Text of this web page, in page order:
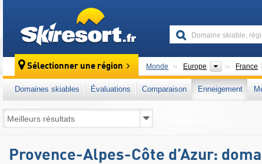
Sélectionner une région Monde Europe Continents
France
Domaines skiables Évaluations Comparaison Enneigement
Provence-Alpes-Côte d’Azur: